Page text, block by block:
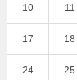
10 11
17 18
24 25